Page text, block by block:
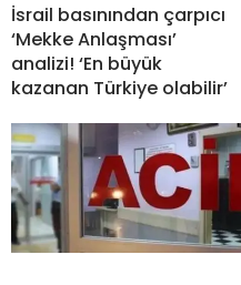
İsrail basınından çarpıcı
‘Mekke Anlaşması’
analizi! ‘En büyük
kazanan Türkiye olabilir’